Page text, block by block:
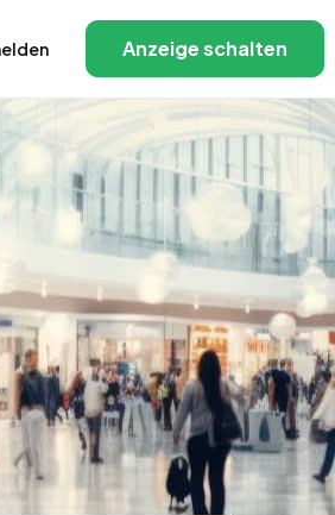
Anzeige schalten